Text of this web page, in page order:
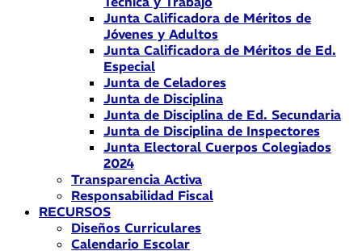
Junta Calificadora de Méritos de
Jóvenes y Adultos
Junta Calificadora de Méritos de Ed.
Especial
Junta de Celadores
Junta de Disciplina
Junta de Disciplina de Ed. Secundaria
Junta de Disciplina de Inspectores
Junta Electoral Cuerpos Colegiados
2024
Transparencia Activa
Responsabilidad Fiscal
RECURSOS
Diseños Curriculares
Calendario Escolar